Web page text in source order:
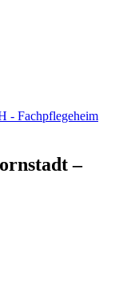
- Fachpflegeheim
–